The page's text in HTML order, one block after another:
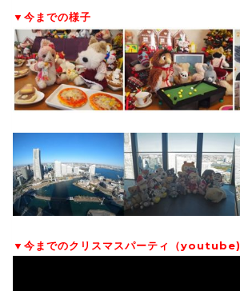
▼今までの様子
▼今までのクリスマスパーティ（youtube)